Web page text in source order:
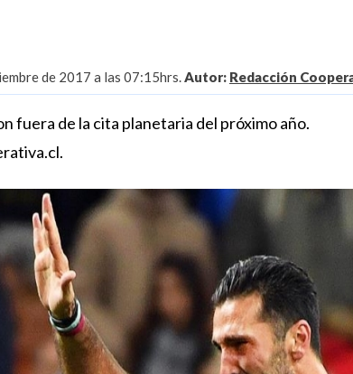
de 2017 a las 07:15hrs.Autor: Redacción
fuera de la cita planetaria del próximo año.